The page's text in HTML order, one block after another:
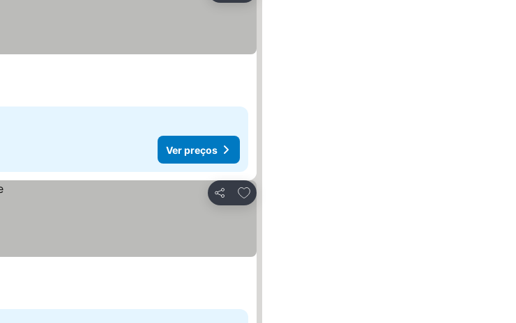
Ver preços
Partilhar
Adicionar aos favoritos